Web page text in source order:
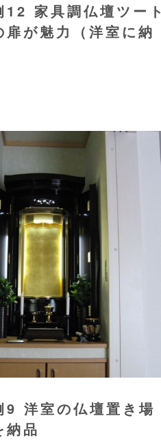
12 家具調仏壇ツート
扉が魅力（洋室に納
9 洋室の仏壇置き場
納品